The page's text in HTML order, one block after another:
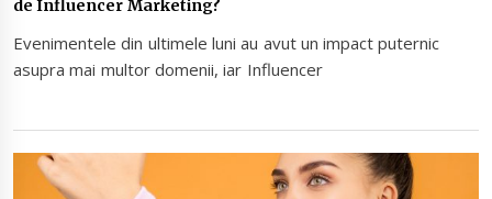
de Influencer Marketing?
Evenimentele din ultimele luni au avut un impact puternic
asupra mai multor domenii, iar Influencer